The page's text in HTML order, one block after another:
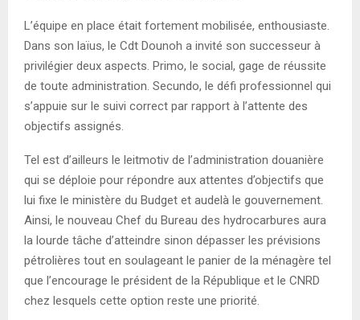
L’équipe en place était fortement mobilisée, enthousiaste.
Dans son laïus, le Cdt Dounoh a invité son successeur à
privilégier deux aspects. Primo, le social, gage de réussite
de toute administration. Secundo, le défi professionnel qui
s’appuie sur le suivi correct par rapport à l’attente des
objectifs assignés.
Tel est d’ailleurs le leitmotiv de l’administration douanière
qui se déploie pour répondre aux attentes d’objectifs que
lui fixe le ministère du Budget et audelà le gouvernement.
Ainsi, le nouveau Chef du Bureau des hydrocarbures aura
la lourde tâche d’atteindre sinon dépasser les prévisions
pétrolières tout en soulageant le panier de la ménagère tel
que l’encourage le président de la République et le CNRD
chez lesquels cette option reste une priorité.